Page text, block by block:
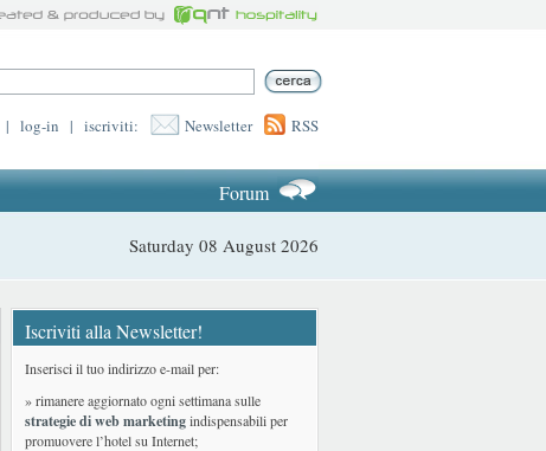
| log-in | iscriviti: Newsletter RSS
Forum
Saturday 08 August 2026
Iscriviti alla Newsletter!
Inserisci il tuo indirizzo e-mail per:
» rimanere aggiornato ogni settimana sulle
strategie di web marketingindispensabili per
promuovere l’hotel su Internet;